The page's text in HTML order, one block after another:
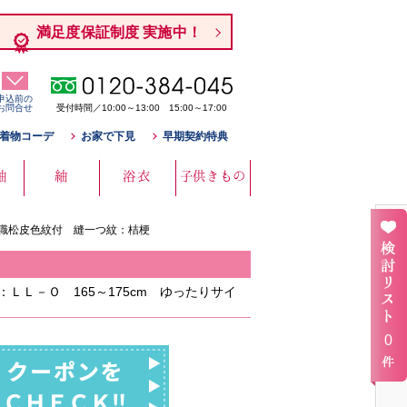
満足度保証制度 実施中！
込前の
問合せ
受付時間／10:00～13:00 15:00～17:00
物コーデ お家で下見 早期契約特典
紬 浴衣 子供きもの
松皮色紋付 縫一つ紋：桔梗
ＬＬ－Ｏ 165～175cm ゆったりサイ
0